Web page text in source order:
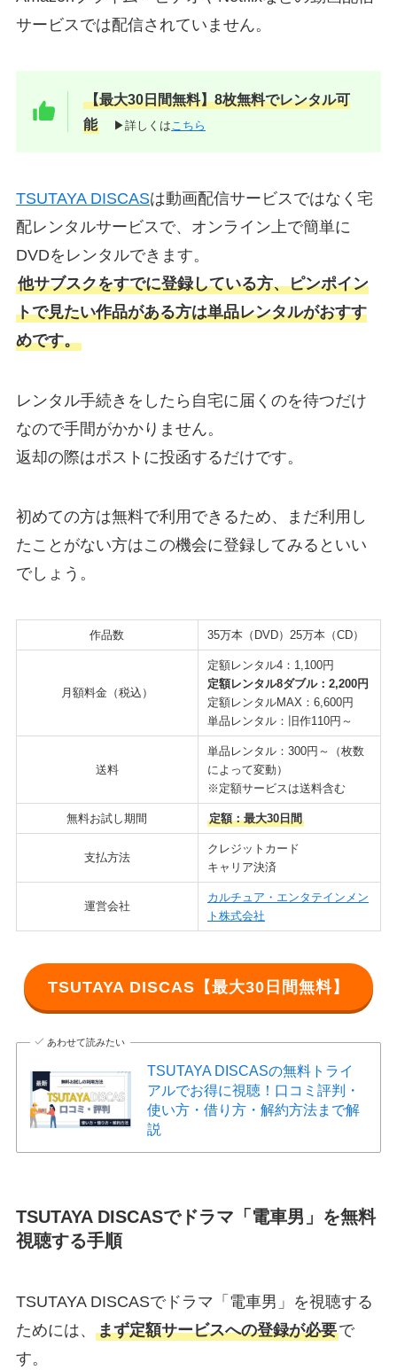
サービスでは配信されていません。
【最大30日間無料】8枚無料でレンタル可
能
▶詳しくはこちら
TSUTAYA DISCASは動画配信サービスではなく宅
配レンタルサービスで、オンライン上で簡単に
DVDをレンタルできます。
他サブスクをすでに登録している方、ピンポイン
トで見たい作品がある方は単品レンタルがおすす
めです。
レンタル手続きをしたら自宅に届くのを待つだけ
なので手間がかかりません。
返却の際はポストに投函するだけです。
初めての方は無料で利用できるため、まだ利用し
たことがない方はこの機会に登録してみるといい
でしょう。
作品数 35万本（DVD）25万本（CD）
月額料金（税込）
定額レンタル4：1,100円
定額レンタル8ダブル：2,200円
定額レンタルMAX：6,600円
単品レンタル：旧作110円～
送料
単品レンタル：300円～（枚数
によって変動）
※定額サービスは送料含む
無料お試し期間 定額：最大30日間
支払方法
クレジットカード
キャリア決済
運営会社
カルチュア・エンタテインメン
ト株式会社
TSUTAYA DISCAS【最大30日間無料】
あわせて読みたい
TSUTAYA DISCASの無料トライ
アルでお得に視聴！口コミ評判・
使い方・借り方・解約方法まで解
説
TSUTAYA DISCASでドラマ「電車男」を無料
視聴する手順
TSUTAYA DISCASでドラマ「電車男」を視聴する
ためには、 まず定額サービスへの登録が必要で
す。